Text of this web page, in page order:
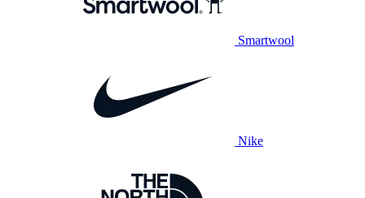
Smartwool
Nike